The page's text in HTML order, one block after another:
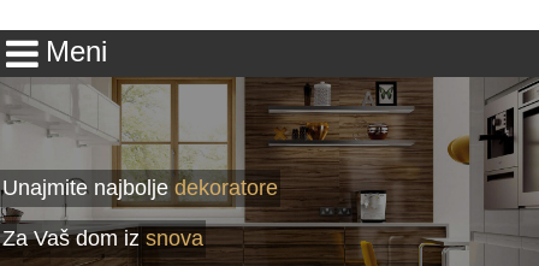
Meni
Unajmite najboljedekoratore
Za Vaš dom izsnova